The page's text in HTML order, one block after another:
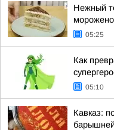
Нежный
05:25
Как
05:10
Кавказ: